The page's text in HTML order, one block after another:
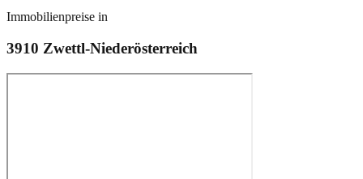
Immobilienpreise in
3910 Zwettl-Niederösterreich